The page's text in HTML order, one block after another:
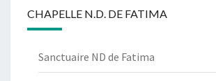
CHAPELLE N.D. DE FATIMA
Sanctuaire ND de Fatima